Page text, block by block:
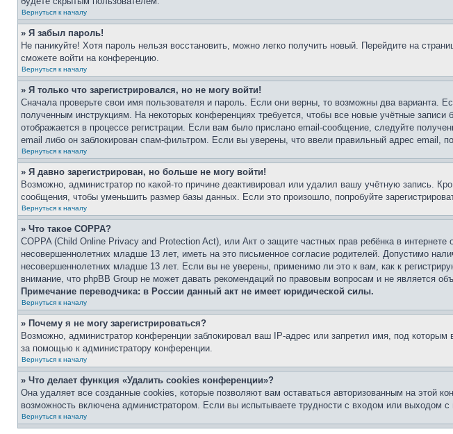
Вернуться к началу
» Я забыл пароль!
Не паникуйте! Хотя пароль нельзя восстановить, можно легко получить новый. Перейдите на
сможете войти на конференцию.
Вернуться к началу
» Я только что зарегистрировался, но не могу войти!
Сначала проверьте свои имя пользователя и пароль. Если они верны, то возможны два варианта.
полученным инструкциям. На некоторых конференциях требуется, чтобы все новые учётные
отображается в процессе регистрации. Если вам было прислано email-сообщение, следуйте
email либо он заблокирован спам-фильтром. Если вы уверены, что ввели правильный адрес email,
Вернуться к началу
» Я давно зарегистрирован, но больше не могу войти!
Возможно, администратор по какой-то причине деактивировал или удалил вашу учётную запись.
сообщения, чтобы уменьшить размер базы данных. Если это произошло, попробуйте
Вернуться к началу
» Что такое COPPA?
COPPA (Child Online Privacy and Protection Act), или Акт о защите частных прав ребёнка в
несовершеннолетних младше 13 лет, иметь на это письменное согласие родителей. Допустимо
несовершеннолетних младше 13 лет. Если вы не уверены, применимо ли это к вам, как к
внимание, что phpBB Group не может давать рекомендаций по правовым вопросам и не является
Примечание переводчика: в России данный акт не имеет юридической силы.
Вернуться к началу
» Почему я не могу зарегистрироваться?
Возможно, администратор конференции заблокировал ваш IP-адрес или запретил имя, под
за помощью к администратору конференции.
Вернуться к началу
» Что делает функция «Удалить cookies конференции»?
Она удаляет все созданные cookies, которые позволяют вам оставаться авторизованным на этой
возможность включена администратором. Если вы испытываете трудности с входом или выходом
Вернуться к началу